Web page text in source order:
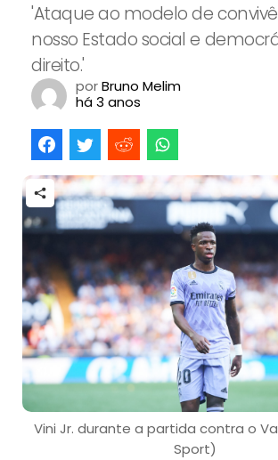
'Ataque ao modelo de
nosso Estado social e
direito.'
porBruno Melim
há 3 anos
Vini Jr. durante a partida contra o
Sport)